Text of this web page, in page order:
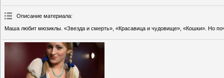
Описание материала:
Маша любит мюзиклы. «Звезда и смерть», «Красавица и чудовище», «Кошки». Но